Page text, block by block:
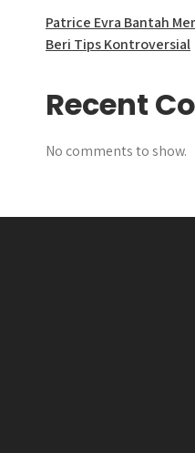
Patrice Evra Bantah
Beri Tips Kontroversial
Recent
No comments to show.